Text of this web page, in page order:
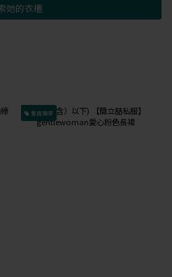
她的衣櫃
會員獨享